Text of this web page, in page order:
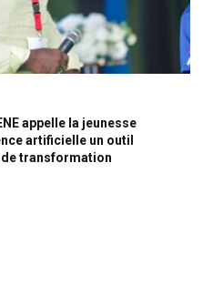
appelle la jeunesse
artificielle un outil
de transformation